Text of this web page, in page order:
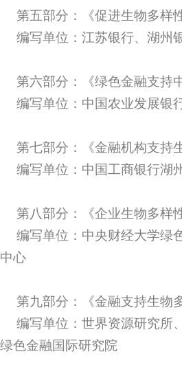
第五部分：《促进生物多样
编写单位：江苏银行、湖州
第六部分：《绿色金融支持
编写单位：中国农业发展银
第七部分：《金融机构支持
编写单位：中国工商银行湖
第八部分：《企业生物多样
编写单位：中央财经大学绿
中心
第九部分：《金融支持生物
编写单位：世界资源研究所
绿色金融国际研究院